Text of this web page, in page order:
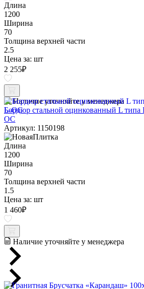
Длина
1200
Ширина
70
Толщина верхней части
2.5
Цена за: шт
2 255₽
Наличие уточняйте у менеджера
Бордюр стальной оцинкованный L типа
ОС
Артикул: 1150198
Длина
1200
Ширина
70
Толщина верхней части
1.5
Цена за: шт
1 460₽
Наличие уточняйте у менеджера